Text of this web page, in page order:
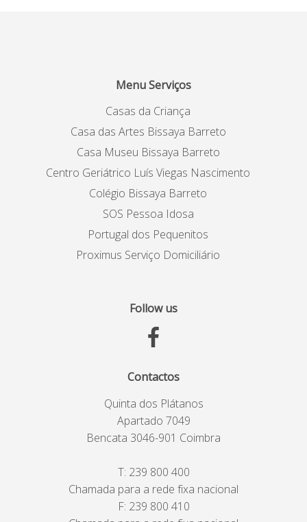
Menu Serviços
Casas da Criança
Casa das Artes Bissaya Barreto
Casa Museu Bissaya Barreto
Centro Geriátrico Luís Viegas Nascimento
Colégio Bissaya Barreto
SOS Pessoa Idosa
Portugal dos Pequenitos
Proximus Serviço Domiciliário
Follow us
Contactos
Quinta dos Plátanos
Apartado 7049
Bencata 3046-901 Coimbra
T: 239 800 400
Chamada para a rede fixa nacional
F: 239 800 410